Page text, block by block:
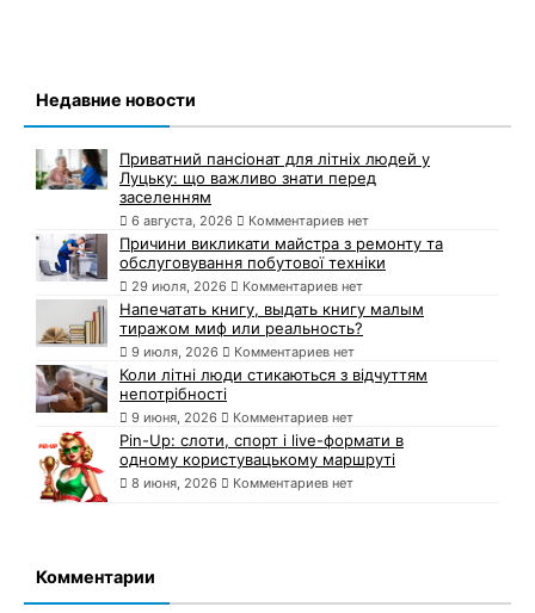
Недавние новости
Приватний пансіонат для літніх людей у
Луцьку: що важливо знати перед
заселенням
6 августа, 2026 Комментариев нет
Причини викликати майстра з ремонту та
обслуговування побутової техніки
29 июля, 2026 Комментариев нет
Напечатать книгу, выдать книгу малым
тиражом миф или реальность?
9 июля, 2026 Комментариев нет
Коли літні люди стикаються з відчуттям
непотрібності
9 июня, 2026 Комментариев нет
Pin-Up: слоти, спорт і live-формати в
одному користувацькому маршруті
8 июня, 2026 Комментариев нет
Комментарии